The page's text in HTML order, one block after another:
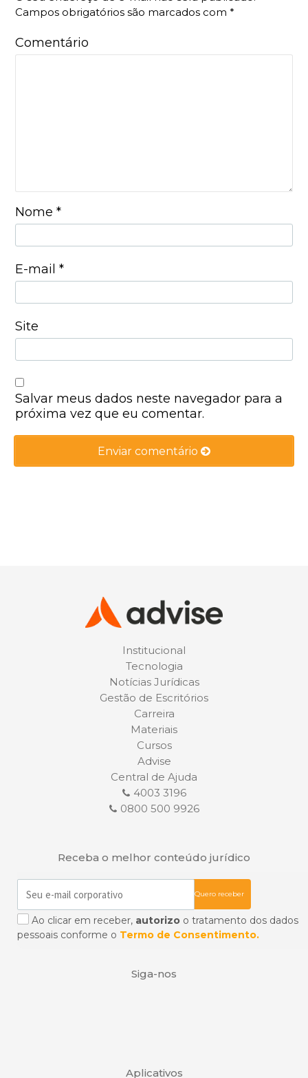
Campos obrigatórios são marcados com*
Comentário
Nome*
E-mail*
Site
Salvar meus dados neste navegador para a
próxima vez que eu comentar.
Institucional
Tecnologia
Notícias Jurídicas
Gestão de Escritórios
Carreira
Materiais
Cursos
Advise
Central de Ajuda
4003 3196
0800 500 9926
Receba o melhor conteúdo jurídico
Ao clicar em receber,autorizo o tratamento dos dados
pessoais conforme o Termo de Consentimento.
Siga-nos
Aplicativos